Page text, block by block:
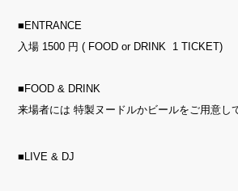
■ENTRANCE
入場 1500 円 ( FOOD or DRINK 1 TICKET)
■FOOD & DRINK
来場者には 特製ヌードルかビールをご用意し
■LIVE & DJ